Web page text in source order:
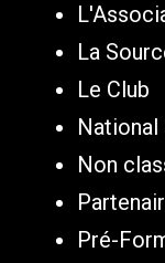
La
Le Club
National
Non
Pré-